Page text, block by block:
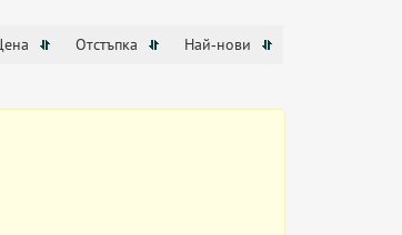
Отстъпка Най-нови